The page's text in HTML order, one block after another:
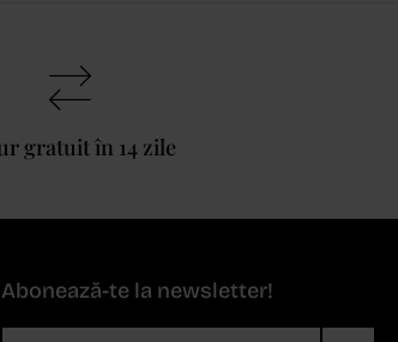
gratuit în 14 zile
Abonează-te la newsletter!